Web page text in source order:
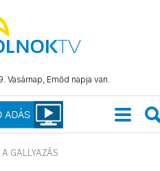
Vasárnap, Emőd napja van.
A GALLYAZÁS